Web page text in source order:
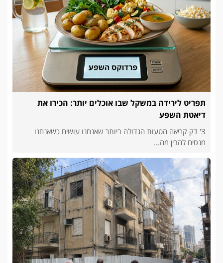
תפריט לירידה במשקל שבו אוכלים יותר: הכירו את
דיאטת השפע
3' דק קריאה הטעות הגדולה ביותר שאנחנו עושים כשאנחנו
מנסים להבין מה...